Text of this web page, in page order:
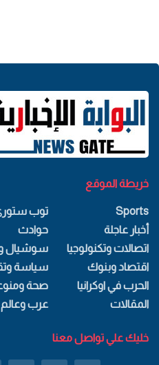
خريطة الموقع
Sports
أخبار عاجلة
اتصالات وتكنولوجيا
اقتصاد وبنوك
الحرب في اوكرانيا
المقالات
توب
حوادث
سوشيال
سياسة
صحة
عرب وعالم
خليك علي تواصل معنا